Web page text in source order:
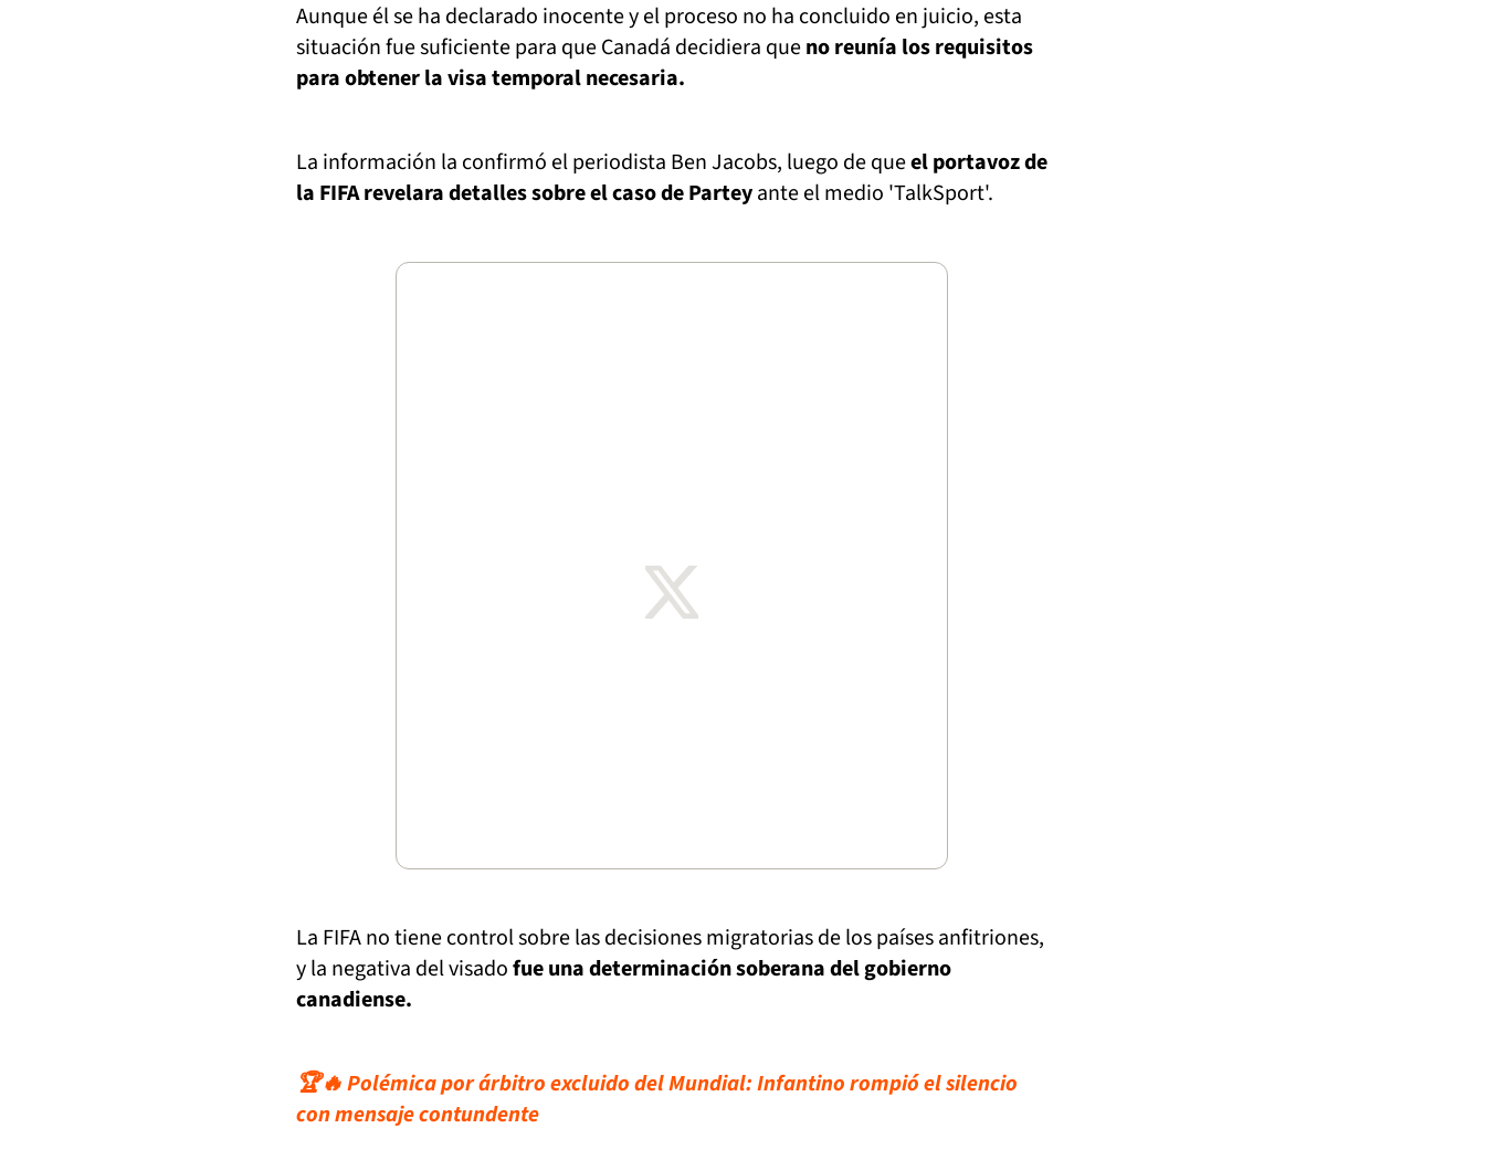
Aunque él se ha declarado inocente y el proceso no ha concluido en juicio, esta
situación fue suficiente para que Canadá decidiera queno reunía los requisitos
para obtener la visa temporal necesaria.
La información la confirmó el periodista Ben Jacobs, luego de queel portavoz de
la FIFA revelara detalles sobre el caso de Parteyante el medio 'TalkSport'.
La FIFA no tiene control sobre las decisiones migratorias de los países anfitriones,
y la negativa del visadofue una determinación soberana del gobierno
canadiense.
🏆🔥 Polémica por árbitro excluido del Mundial: Infantino rompió el silencio
con mensaje contundente